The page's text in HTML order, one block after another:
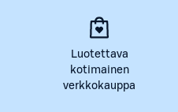
Luotettava
kotimainen
verkkokauppa